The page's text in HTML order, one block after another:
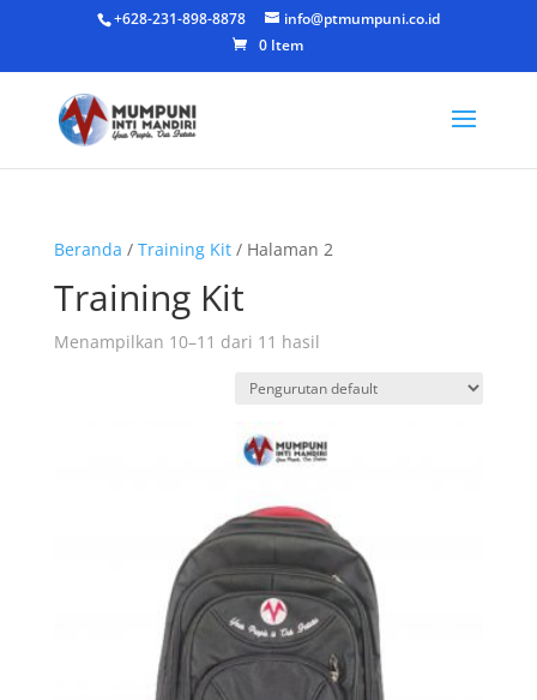
+628-231-898-8878
info@ptmumpuni.co.id
0 Item
Beranda / Training Kit/ Halaman 2
Training Kit
Menampilkan 10–11 dari 11 hasil